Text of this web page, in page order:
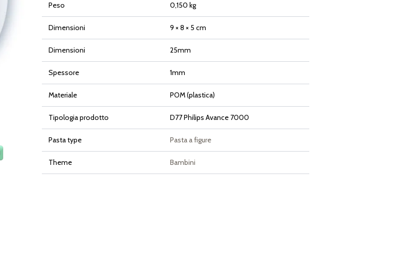
Peso 0,150 kg
Dimensioni 9 × 8 × 5 cm
Dimensioni 25mm
Spessore 1mm
Materiale POM (plastica)
Tipologia prodotto D77 Philips Avance 7000
Pasta type Pasta a figure
Theme Bambini